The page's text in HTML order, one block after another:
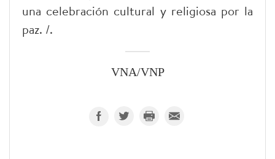
una celebración cultural y religiosa por la
paz. /.
VNA/VNP